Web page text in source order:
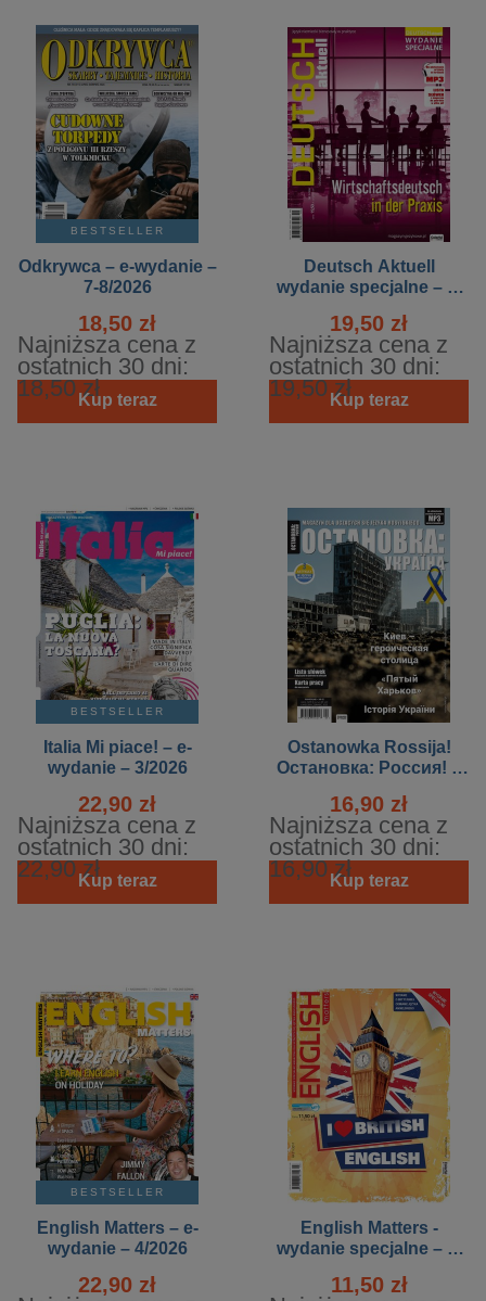
BESTSELLER
Odkrywca – e-wydanie –
7-8/2026
18,50 zł
Najniższa cena z
ostatnich 30 dni:
18,50 złKup teraz
Deutsch Aktuell
wydanie specjalne – e-
19,50 zł
Najniższa cena z
ostatnich 30 dni:
19,50 złKup teraz
BESTSELLER
Italia Mi piace! – e-
wydanie – 3/2026
22,90 zł
Najniższa cena z
ostatnich 30 dni:
22,90 złKup teraz
Ostanowka Rossija!
Остановка: Россия! –
czerwiec 2022
16,90 zł
Najniższa cena z
ostatnich 30 dni:
16,90 złKup teraz
BESTSELLER
English Matters – e-
wydanie – 4/2026
22,90 zł
English Matters -
wydanie specjalne – e-
11,50 zł